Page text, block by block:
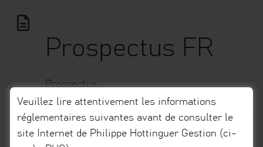
Prospectus FR
Prospectus
Français
Veuillez lire attentivement les informations
réglementaires suivantes avant de consulter le
site Internet de Philippe Hottinguer Gestion (ci-